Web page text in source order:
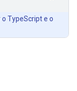
TypeScript e o